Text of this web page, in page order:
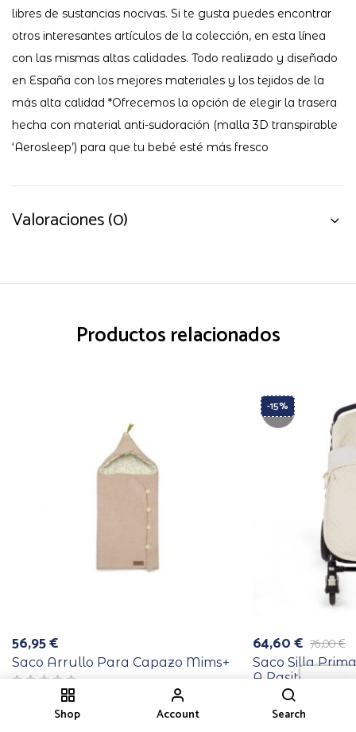
Shop Account Search
libres de sustancias nocivas. Si te gusta puedes encontrar
otros interesantes artículos de la colección, en esta línea
con las mismas altas calidades. Todo realizado y diseñado
en España con los mejores materiales y los tejidos de la
más alta calidad *Ofrecemos la opción de elegir la trasera
hecha con material anti-sudoración (malla 3D transpirable
‘Aerosleep’) para que tu bebé esté más fresco
Valoraciones (0)
Productos relacionados
56,95€
Saco Arrullo Para Capazo Mims+
-15%
76,00€
El
precio
original
76,00 €.
64,60€
El
precio
actual
64,60 €.
Saco Silla
A Pasito Beige